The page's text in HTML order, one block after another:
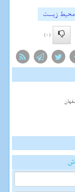
محیط زیست
(0)